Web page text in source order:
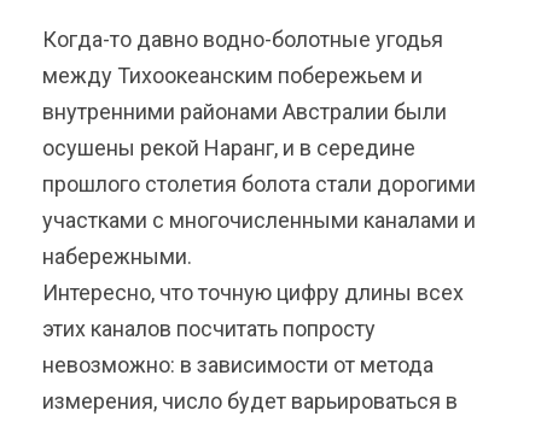
Когда-то давно водно-болотные угодья
между Тихоокеанским побережьем и
внутренними районами Австралии были
осушены рекой Наранг, и в середине
прошлого столетия болота стали дорогими
участками с многочисленными каналами и
набережными.
Интересно, что точную цифру длины всех
этих каналов посчитать попросту
невозможно: в зависимости от метода
измерения, число будет варьироваться в